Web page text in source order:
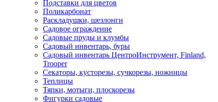
Подставки для цветов
Поликарбонат
Раскладушки, шезлонги
Садовое ограждение
Садовые пруды и клумбы
Садовый инвентарь, буры
Садовый инвентарь ЦентроИнструмент, Finland,
Trooper
Секаторы, кусторезы, сучкорезы, ножницы
Теплицы
Тяпки, мотыги, плоскорезы
Фигурки садовые